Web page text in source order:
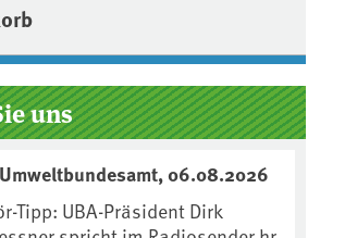
uns
06.08.2026
Tipp: UBA-Präsident Dirk